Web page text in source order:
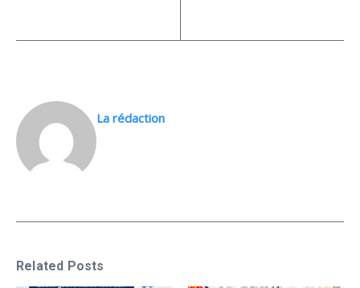
La rédaction
Related Posts